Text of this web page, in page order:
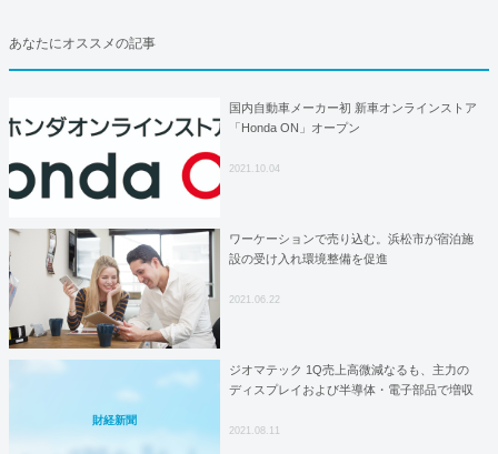
あなたにオススメの記事
国内自動車メーカー初 新車オンラインストア
「Honda ON」オープン
2021.10.04
ワーケーションで売り込む。浜松市が宿泊施
設の受け入れ環境整備を促進
2021.06.22
財経新聞
ジオマテック 1Q売上高微減なるも、主力の
ディスプレイおよび半導体・電子部品で増収
2021.08.11